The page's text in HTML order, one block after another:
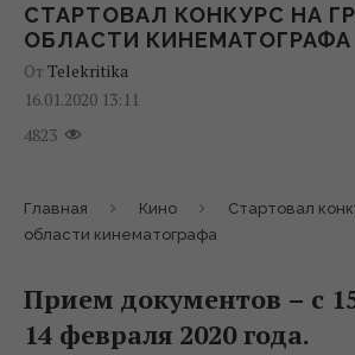
СТАРТОВАЛ КОНКУРС НА
ОБЛАСТИ КИНЕМАТОГРАФА
От Telekritika
16.01.2020 13:11
4823
Главная Кино
Стартовал
области кинематографа
Прием документов – с
14 февраля 2020 года.